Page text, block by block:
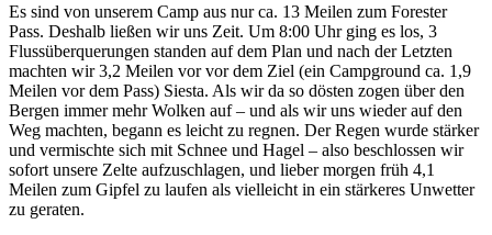
Es sind von unserem Camp aus nur ca. 13 Meilen zum Forester
Pass. Deshalb ließen wir uns Zeit. Um 8:00 Uhr ging es los, 3
Flussüberquerungen standen auf dem Plan und nach der Letzten
machten wir 3,2 Meilen vor vor dem Ziel (ein Campground ca. 1,9
Meilen vor dem Pass) Siesta. Als wir da so dösten zogen über den
Bergen immer mehr Wolken auf – und als wir uns wieder auf den
Weg machten, begann es leicht zu regnen. Der Regen wurde stärker
und vermischte sich mit Schnee und Hagel – also beschlossen wir
sofort unsere Zelte aufzuschlagen, und lieber morgen früh 4,1
Meilen zum Gipfel zu laufen als vielleicht in ein stärkeres Unwetter
zu geraten.